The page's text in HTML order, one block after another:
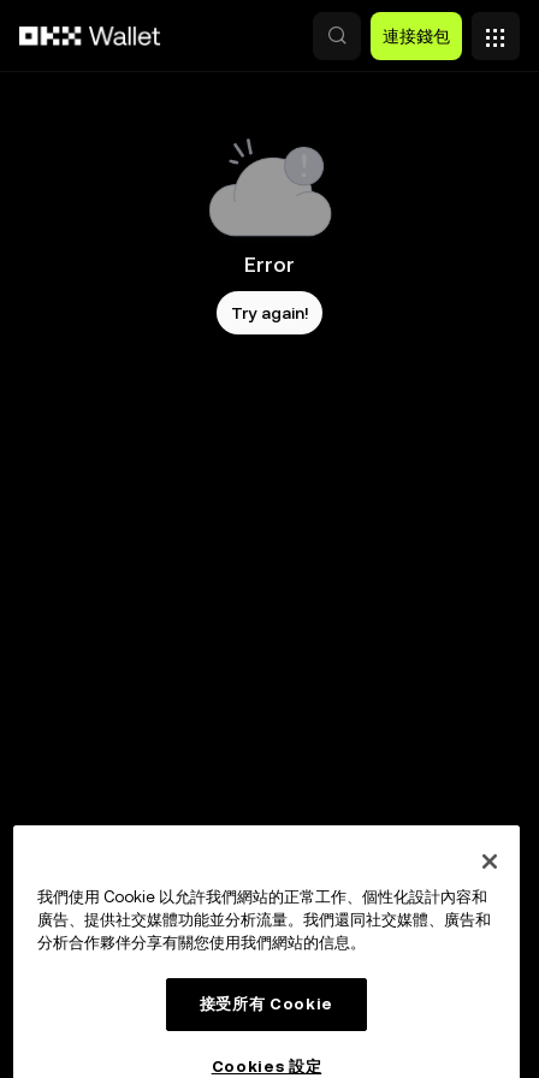
連接錢包
Error
Try again!
我們使用 Cookie 以允許我們網站的正常工作、個性化設計內容和
廣告、提供社交媒體功能並分析流量。我們還同社交媒體、廣告和
分析合作夥伴分享有關您使用我們網站的信息。
接受所有 Cookie
Cookies 設定